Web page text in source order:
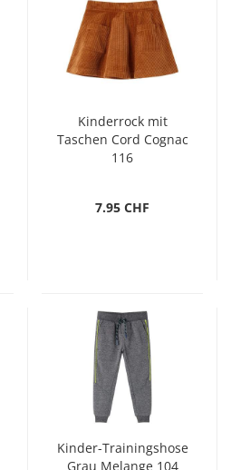
Kinderrock mit
Taschen Cord Cognac
116
7.95 CHF
Kinder-Trainingshose
Grau Melange 104